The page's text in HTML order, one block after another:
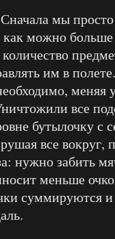
мы
как можно
им в
меняя
все
бутылочку с
все вокруг,
нужно забить
меньше
суммируются